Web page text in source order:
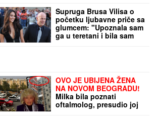
Satelitski snimci otkrili
JEZU
Supruga Brusa Vilisa o
početku ljubavne priče sa
glumcem: "Upoznala sam
ga u teretani i bila sam
verena"
OVO JE UBIJENA ŽENA
NA NOVOM BEOGRADU!
Milka bila poznati
oftalmolog, presudio joj
sin kad mu je došla u